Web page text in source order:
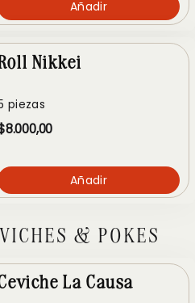
Añadir
Nikkei
piezas
Añadir
& POKES
La Causa